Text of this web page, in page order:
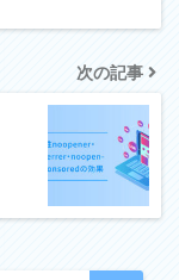
次の記事